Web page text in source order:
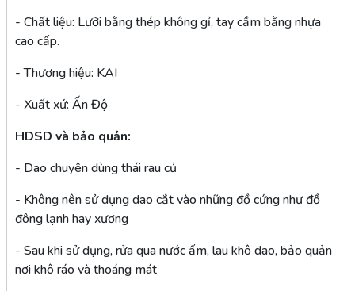
- Chất liệu: Lưỡi bằng thép không gỉ, tay cầm bằng nhựa
cao cấp.
- Thương hiệu: KAI
- Xuất xứ: Ấn Độ
HDSD và bảo quản:
- Dao chuyên dùng thái rau củ
- Không nên sử dụng dao cắt vào những đồ cứng như đồ
đông lạnh hay xương
- Sau khi sử dụng, rửa qua nước ấm, lau khô dao, bảo quản
nơi khô ráo và thoáng mát